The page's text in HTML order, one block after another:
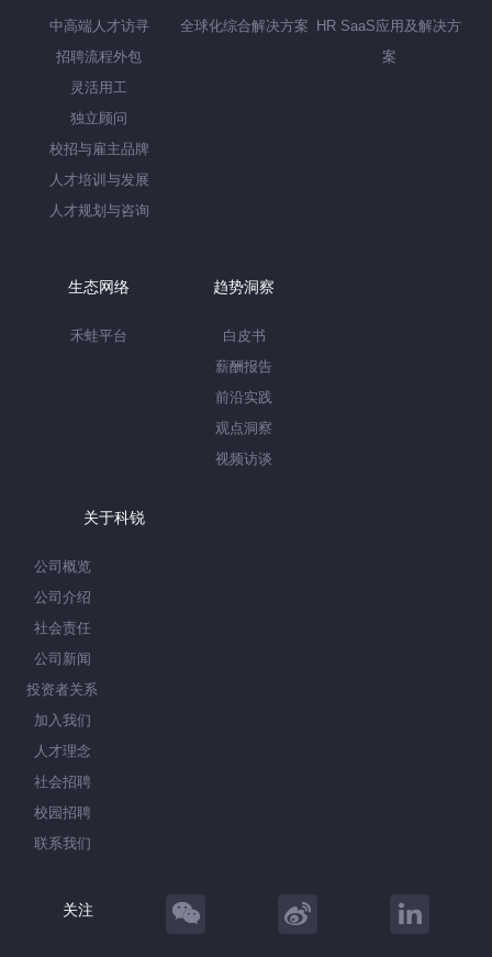
中高端人才访寻
招聘流程外包
灵活用工
独立顾问
校招与雇主品牌
人才培训与发展
人才规划与咨询
全球化综合解决方案 HR SaaS应用及解决方
案
生态网络
禾蛙平台
趋势洞察
白皮书
薪酬报告
前沿实践
观点洞察
视频访谈
关于科锐
公司概览
公司介绍
社会责任
公司新闻
投资者关系
加入我们
人才理念
社会招聘
校园招聘
联系我们
关注